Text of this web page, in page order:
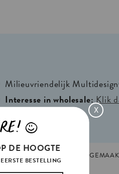
Milieuvriendelijk
Interesse in wholesale:Klik
X
L
DE HOOGTE
BESTELLING